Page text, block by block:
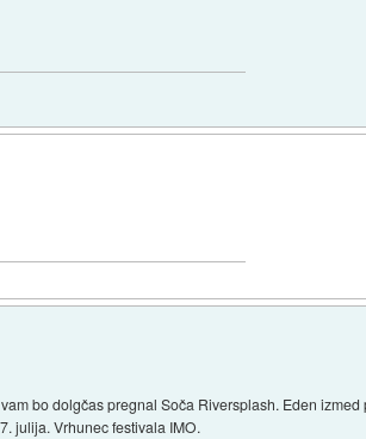
bo dolgčas pregnal Soča Riversplash. Eden
julija. Vrhunec festivala IMO.